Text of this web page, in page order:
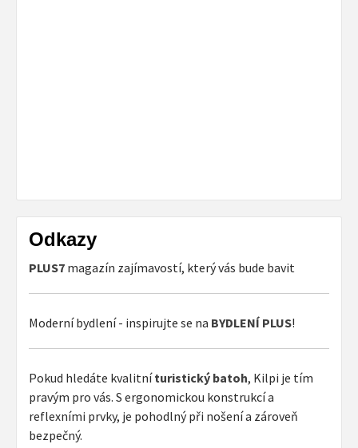
Odkazy
PLUS7 magazín zajímavostí, který vás bude bavit
Moderní bydlení - inspirujte se na BYDLENÍ PLUS!
Pokud hledáte kvalitníturistický batoh, Kilpi je tím
pravým pro vás. S ergonomickou konstrukcí a
reflexními prvky, je pohodlný při nošení a zároveň
bezpečný.